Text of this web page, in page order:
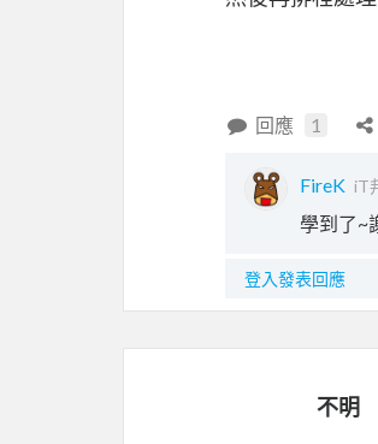
回應 1
FireK iT
學到了~
登入發表回應
不明